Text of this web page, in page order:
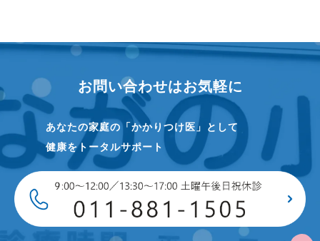
お問い合わせはお気軽に
あなたの家庭の「かかりつけ医」として
健康をトータルサポート